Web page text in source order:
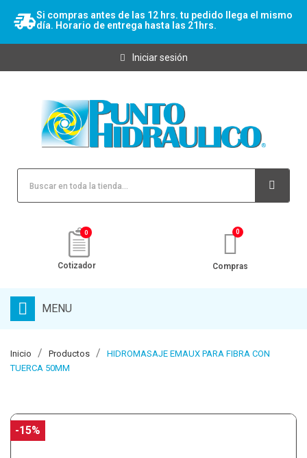
Si compras antes de las 12 hrs. tu pedido llega el mismo
día. Horario de entrega hasta las 21hrs.
Iniciar sesión
0
Cotizador Compras
MENU
Inicio Productos
HIDROMASAJE EMAUX PARA FIBRA CON
TUERCA 50MM
-15%